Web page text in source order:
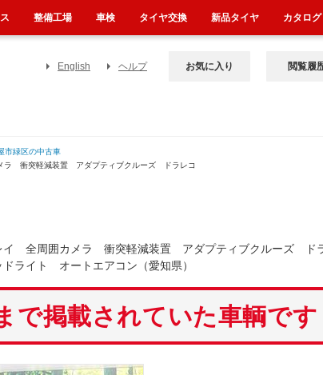
English ヘルプ お気に入り 閲覧履
市緑区の中古車
ラ 衝突軽減装置 アダプティブクルーズ ドラレコ
全周囲カメラ 衝突軽減装置 アダプティブクルーズ ド
イト オートエアコン（愛知県）
で掲載されていた車輌です
整備工場 車検 タイヤ交換 新品タイヤ カタログ